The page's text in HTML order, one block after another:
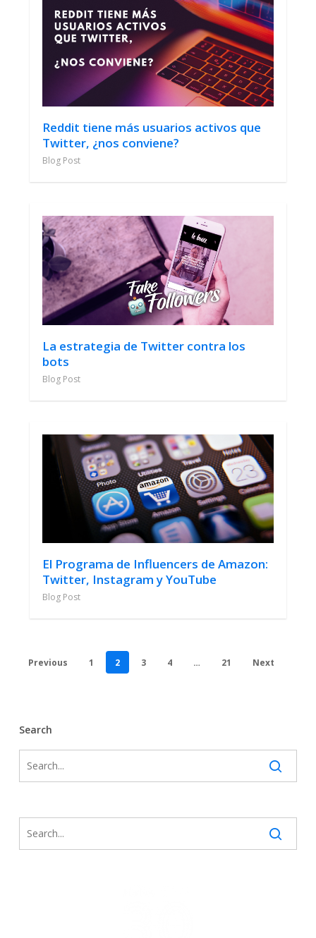
Reddit tiene más usuarios activos que
Twitter, ¿nos conviene?
Blog Post
La estrategia de Twitter contra los
bots
Blog Post
El Programa de Influencers de Amazon:
Twitter, Instagram y YouTube
Blog Post
Previous 1 2 3 4 … 21 Next
Search